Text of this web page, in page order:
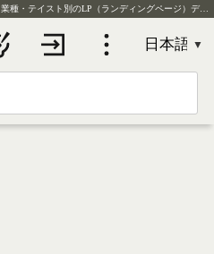
業種・テイスト別のLP（ランディングページ）デザイン実例を毎日更新